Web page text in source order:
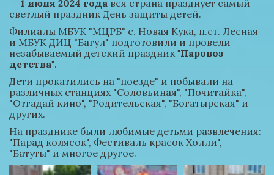
1 июня 2024 года вся страна празднует самый
светлый праздник День защиты детей.
Филиалы МБУК "МЦРБ" с. Новая Кука, п.ст. Лесная
и МБУК ДИЦ "Багул" подготовили и провели
незабываемый детский праздник "Паровоз
детства".
Дети прокатились на "поезде" и побывали на
различных станциях "Соловьиная", "Почитайка",
"Отгадай кино", "Родительская", "Богатырская" и
других.
На празднике были любимые детьми развлечения:
"Парад колясок", Фестиваль красок Холли",
"Батуты" и многое другое.